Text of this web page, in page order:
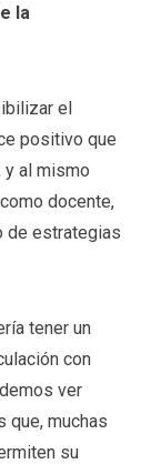
la
el
positivo que
y al mismo
docente,
de estrategias
tener un
con
ver
que, muchas
su